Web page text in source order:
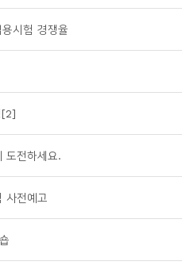
시험 경쟁율
[2]
도전하세요.
사전예고